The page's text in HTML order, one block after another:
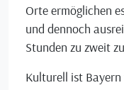
Orte ermöglichen
und dennoch
Stunden zu zweit
Kulturell ist